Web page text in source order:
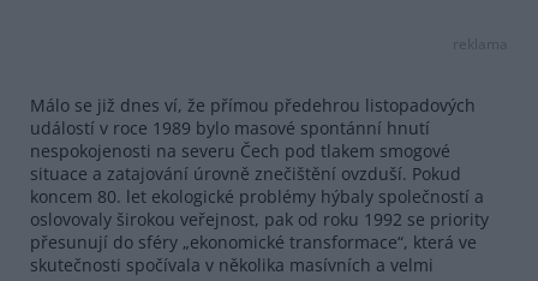
reklama
Málo se již dnes ví, že přímou předehrou listopadových
událostí v roce 1989 bylo masové spontánní hnutí
nespokojenosti na severu Čech pod tlakem smogové
situace a zatajování úrovně znečištění ovzduší. Pokud
koncem 80. let ekologické problémy hýbaly společností a
oslovovaly širokou veřejnost, pak od roku 1992 se priority
přesunují do sféry „ekonomické transformace“, která ve
skutečnosti spočívala v několika masívních a velmi